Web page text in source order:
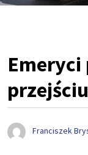
Emeryci
Franciszek